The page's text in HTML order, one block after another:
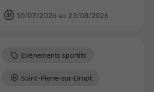
10/07/2026 au 23/08/2026
Evènements sportifs
Saint-Pierre-sur-Dropt